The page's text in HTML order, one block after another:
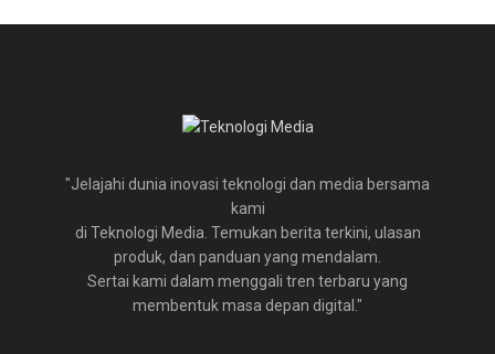
"Jelajahi dunia inovasi teknologi dan media bersama
kami
di Teknologi Media. Temukan berita terkini, ulasan
produk, dan panduan yang mendalam.
Sertai kami dalam menggali tren terbaru yang
membentuk masa depan digital."